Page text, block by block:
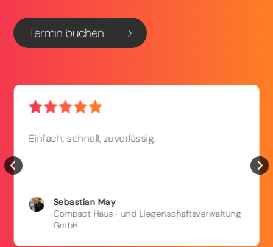
Termin buchen
Einfach, schnell, zuverlässig.
Sebastian May
Compact Haus- und Liegenschaftsverwaltung
GmbH